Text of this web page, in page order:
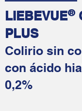
LIEBEVUE®
PLUS
Colirio sin
con ácido
0,2%